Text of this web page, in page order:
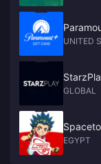
UNITED
GLOBAL
EGYPT